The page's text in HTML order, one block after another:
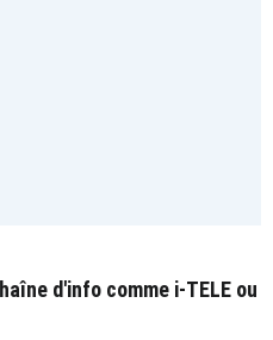
d'info comme i-TELE ou